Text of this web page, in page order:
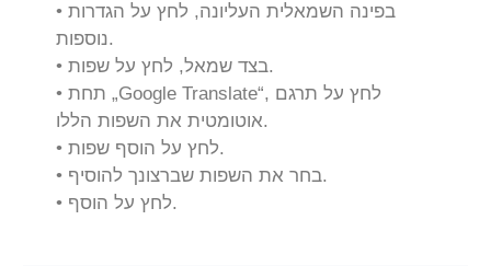
• בפינה השמאלית העליונה, לחץ על הגדרות
נוספות.
• בצד שמאל, לחץ על שפות.
• תחת „Google Translate“, לחץ על תרגם
אוטומטית את השפות הללו.
• לחץ על הוסף שפות.
• בחר את השפות שברצונך להוסיף.
• לחץ על הוסף.